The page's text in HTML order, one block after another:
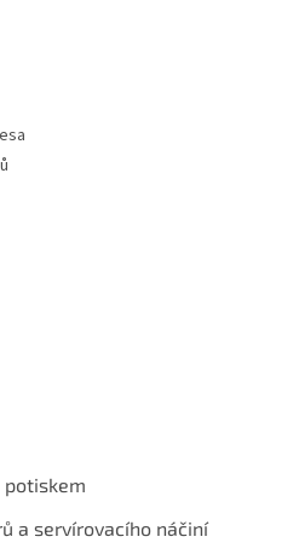
ý
potiskem
a servírovacího náčiní